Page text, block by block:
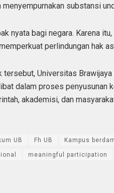
substansi
nyata bagi negara. Karena
perlindungan hak
tersebut, Universitas
dalam proses penyusunan
akademisi, dan
UB Fh UB Kampus
meaningful participation